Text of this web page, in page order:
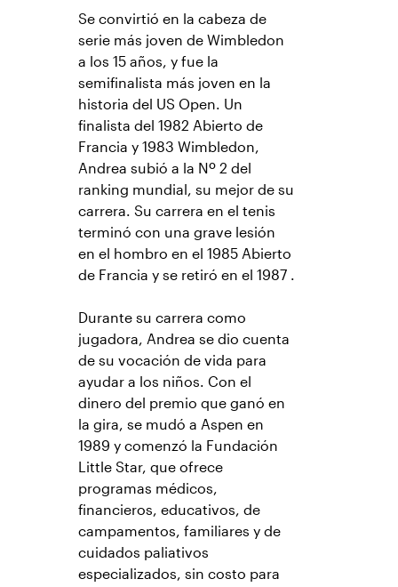
Se convirtió en la cabeza de
serie más joven de Wimbledon
a los 15 años, y fue la
semifinalista más joven en la
historia del US Open. Un
finalista del 1982 Abierto de
Francia y 1983 Wimbledon,
Andrea subió a la Nº 2 del
ranking mundial, su mejor de su
carrera. Su carrera en el tenis
terminó con una grave lesión
en el hombro en el 1985 Abierto
de Francia y se retiró en el 1987 .
Durante su carrera como
jugadora, Andrea se dio cuenta
de su vocación de vida para
ayudar a los niños. Con el
dinero del premio que ganó en
la gira, se mudó a Aspen en
1989 y comenzó la Fundación
Little Star, que ofrece
programas médicos,
financieros, educativos, de
campamentos, familiares y de
cuidados paliativos
especializados, sin costo para